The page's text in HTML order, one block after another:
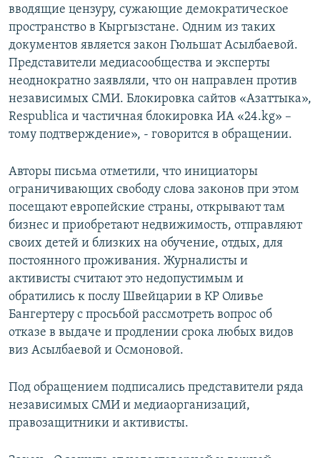
вводящие цензуру, сужающие демократическое
пространство в Кыргызстане. Одним из таких
документов является закон Гюльшат Асылбаевой.
Представители медиасообщества и эксперты
неоднократно заявляли, что он направлен против
независимых СМИ. Блокировка сайтов «Азаттыка»,
Respublica и частичная блокировка ИА «24.kg» –
тому подтверждение», - говорится в обращении.
Авторы письма отметили, что инициаторы
ограничивающих свободу слова законов при этом
посещают европейские страны, открывают там
бизнес и приобретают недвижимость, отправляют
своих детей и близких на обучение, отдых, для
постоянного проживания. Журналисты и
активисты считают это недопустимым и
обратились к послу Швейцарии в КР Оливье
Бангертеру с просьбой рассмотреть вопрос об
отказе в выдаче и продлении срока любых видов
виз Асылбаевой и Осмоновой.
Под обращением подписались представители ряда
независимых СМИ и медиаорганизаций,
правозащитники и активисты.